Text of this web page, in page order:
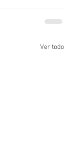
Ver todo